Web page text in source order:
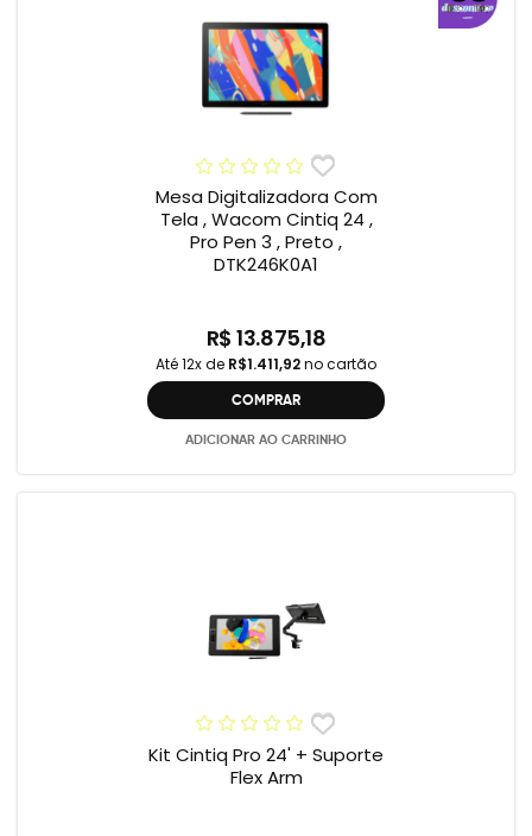
Mesa Digitalizadora Com
Tela , Wacom Cintiq 24 ,
Pro Pen 3 , Preto ,
DTK246K0A1
R$ 13.875,18
Até 12x de R$1.411,92no cartão
COMPRAR
ADICIONAR AO CARRINHO
Kit Cintiq Pro 24' + Suporte
Flex Arm